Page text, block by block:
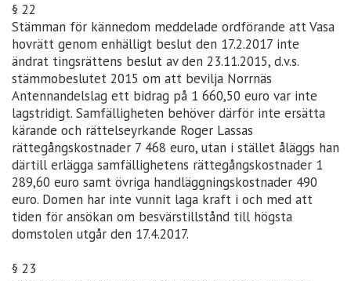
§ 22
Stämman för kännedom meddelade ordförande att Vasa
hovrätt genom enhälligt beslut den 17.2.2017 inte
ändrat tingsrättens beslut av den 23.11.2015, d.v.s.
stämmobeslutet 2015 om att bevilja Norrnäs
Antennandelslag ett bidrag på 1 660,50 euro var inte
lagstridigt. Samfälligheten behöver därför inte ersätta
kärande och rättelseyrkande Roger Lassas
rättegångskostnader 7 468 euro, utan i stället åläggs han
därtill erlägga samfällighetens rättegångskostnader 1
289,60 euro samt övriga handläggningskostnader 490
euro. Domen har inte vunnit laga kraft i och med att
tiden för ansökan om besvärstillstånd till högsta
domstolen utgår den 17.4.2017.
§ 23